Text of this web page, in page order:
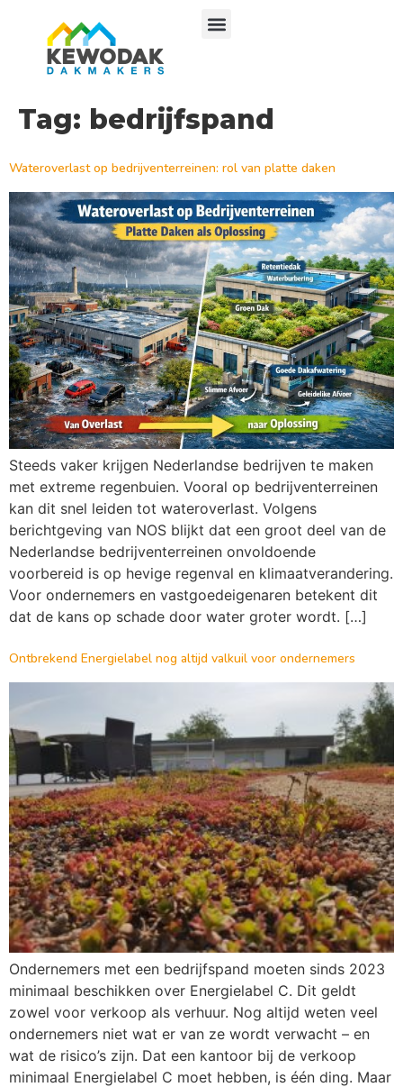
Tag: bedrijfspand
Wateroverlast op bedrijventerreinen: rol van platte daken
Steeds vaker krijgen Nederlandse bedrijven te maken
met extreme regenbuien. Vooral op bedrijventerreinen
kan dit snel leiden tot wateroverlast. Volgens
berichtgeving van NOS blijkt dat een groot deel van de
Nederlandse bedrijventerreinen onvoldoende
voorbereid is op hevige regenval en klimaatverandering.
Voor ondernemers en vastgoedeigenaren betekent dit
dat de kans op schade door water groter wordt. […]
Ontbrekend Energielabel nog altijd valkuil voor ondernemers
Ondernemers met een bedrijfspand moeten sinds 2023
minimaal beschikken over Energielabel C. Dit geldt
zowel voor verkoop als verhuur. Nog altijd weten veel
ondernemers niet wat er van ze wordt verwacht – en
wat de risico’s zijn. Dat een kantoor bij de verkoop
minimaal Energielabel C moet hebben, is één ding. Maar